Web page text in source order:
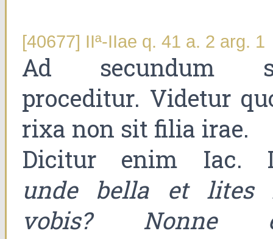
[40677] IIª-IIae q. 41 a. 2 arg. 1
Ad secundum
proceditur. Videtur
rixa non sit filia irae.
Dicitur enim Iac.
unde bella et lites
vobis? Nonne